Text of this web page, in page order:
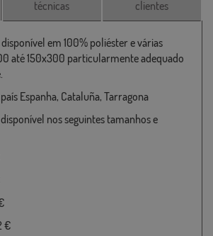
técnicas
clientes
em 100% poliéster e várias
até 150x300 particularmente adequado
Espanha, Cataluña, Tarragona
nos seguintes tamanhos e
€